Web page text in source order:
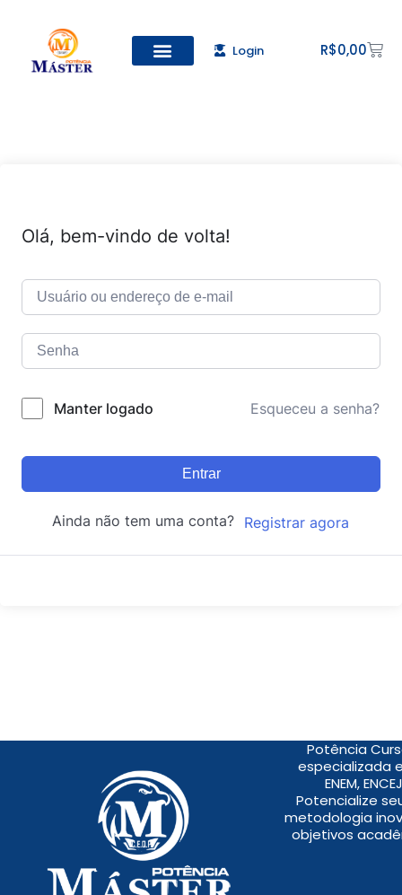
Login R$0,00
Olá, bem-vindo de volta!
Manter logado Esqueceu a senha?
Entrar
Ainda não tem uma conta? Registrar agora
Potência
especializada
ENEM,
Potencialize
metodologia
objetivos